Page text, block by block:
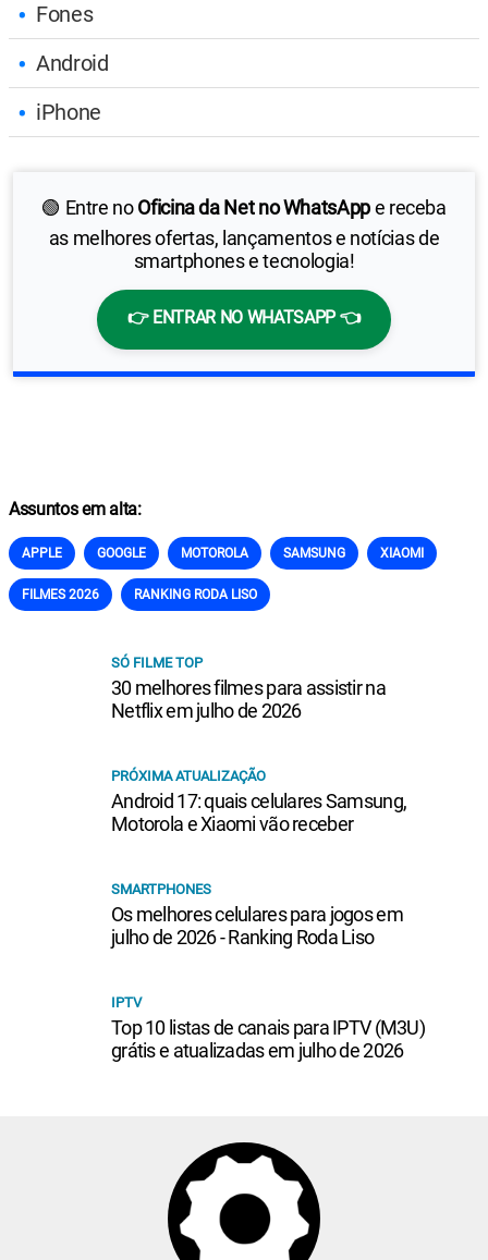
Fones
Android
iPhone
🟢 Entre noOficina da Net no WhatsAppe receba
as melhores ofertas, lançamentos e notícias de
smartphones e tecnologia!
👉 ENTRAR NO WHATSAPP 👈
Assuntos em alta:
APPLE GOOGLE MOTOROLA SAMSUNG XIAOMI
FILMES 2026 RANKING RODA LISO
SÓ FILME TOP
30 melhores filmes para assistir na
Netflix em julho de 2026
PRÓXIMA ATUALIZAÇÃO
Android 17: quais celulares Samsung,
Motorola e Xiaomi vão receber
SMARTPHONES
Os melhores celulares para jogos em
julho de 2026 - Ranking Roda Liso
IPTV
Top 10 listas de canais para IPTV (M3U)
grátis e atualizadas em julho de 2026